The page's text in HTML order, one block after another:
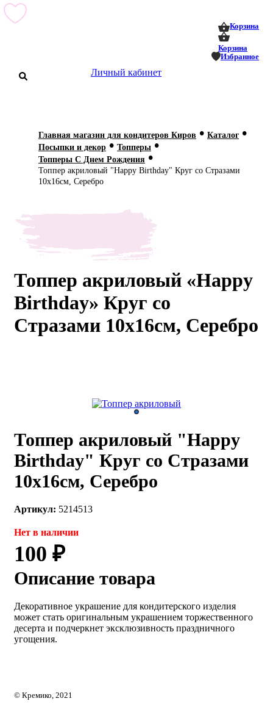
Корзина
Корзина
Избранное
Личный кабинет
классы
Главная магазин для кондитеров Киров • Каталог •
Посыпки и декор • Топперы •
Топперы С Днем Рождения •
Топпер акриловый "Happy Birthday" Круг со Стразами
10х16см, Серебро
Топпер акриловый «Happy
Birthday» Круг со
Стразами 10х16см, Серебро
Топпер акриловый "Happy
Birthday" Круг со Стразами
10х16см, Серебро
Артикул: 5214513
Нет в наличии
100 ₽
Описание товара
Декоративное украшение для кондитерского изделия
может стать оригинальным украшением торжественного
десерта и подчеркнет эксклюзивность праздничного
угощения.
© Кремико, 2021